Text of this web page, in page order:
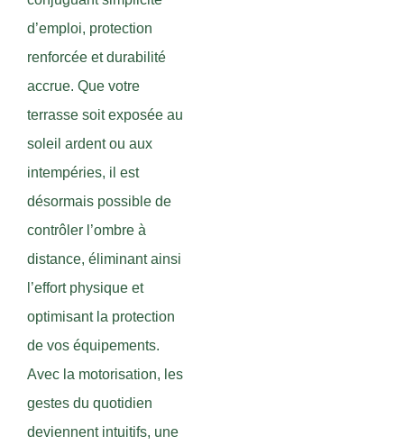
d’emploi, protection
renforcée et durabilité
accrue. Que votre
terrasse soit exposée au
soleil ardent ou aux
intempéries, il est
désormais possible de
contrôler l’ombre à
distance, éliminant ainsi
l’effort physique et
optimisant la protection
de vos équipements.
Avec la motorisation, les
gestes du quotidien
deviennent intuitifs, une